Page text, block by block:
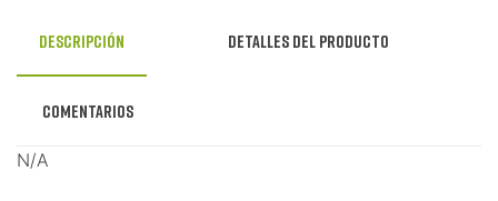
Descripción Detalles del producto
Comentarios
N/A